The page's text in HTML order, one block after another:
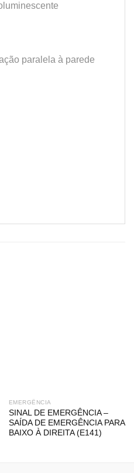
paralela à parede
EMERGÊNCIA
SINAL DE EMERGÊNCIA –
SAÍDA DE EMERGÊNCIA PARA
BAIXO À DIREITA (E141)